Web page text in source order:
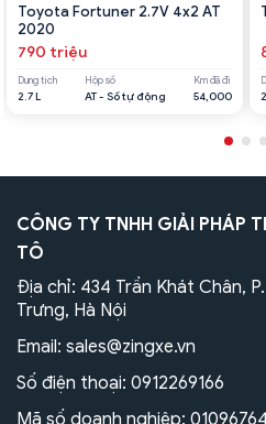
Toyota Fortuner 2.7V 4x2 AT
2020
790 triệu
Dung tích
2.7 L
Hộp số
AT - Số tự động
Km đã đi
54,000
CÔNG TY TNHH GIẢI PHÁP
TÔ
Địa chỉ: 434 Trần Khát Chân,
Trưng, Hà Nội
Email: sales@zingxe.vn
Số điện thoại: 0912269166
Mã số doanh nghiệp: